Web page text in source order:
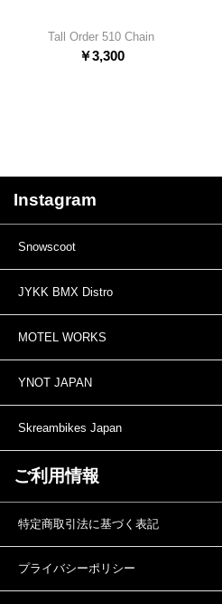
Tall Order 510 Chain
￥3,300
Instagram
Snowscoot
JYKK BMX Distro
MOTEL WORKS
YNOT JAPAN
Skreambikes Japan
ご利用情報
特定商取引法に基づく表記
プライバシーポリシー